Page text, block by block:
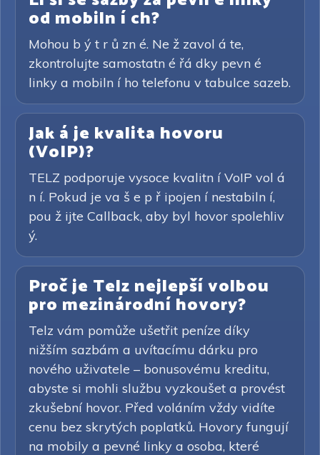
od mobiln í ch?
Mohou b ý t r ů zn é. Ne ž zavol á te,
zkontrolujte samostatn é řá dky pevn é
linky a mobiln í ho telefonu v tabulce sazeb.
Jak á je kvalita hovoru
(VoIP)?
TELZ podporuje vysoce kvalitn í VoIP vol á
n í. Pokud je va š e p ř ipojen í nestabiln í,
pou ž ijte Callback, aby byl hovor spolehliv
ý.
Proč je Telz nejlepší volbou
pro mezinárodní hovory?
Telz vám pomůže ušetřit peníze díky
nižším sazbám a uvítacímu dárku pro
nového uživatele – bonusovému kreditu,
abyste si mohli službu vyzkoušet a provést
zkušební hovor. Před voláním vždy vidíte
cenu bez skrytých poplatků. Hovory fungují
na mobily a pevné linky a osoba, které